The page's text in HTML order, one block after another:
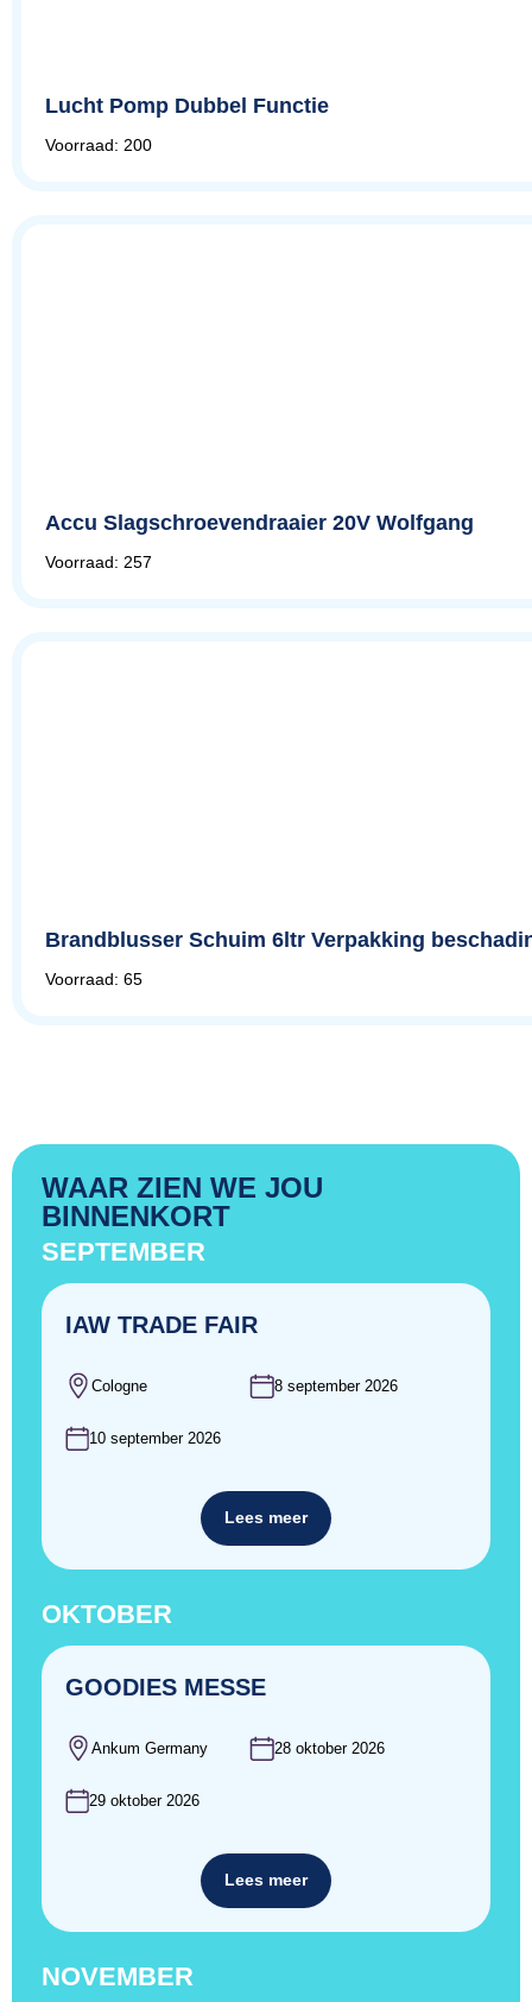
Lucht Pomp Dubbel Functie
Voorraad: 200
Accu Slagschroevendraaier 20V Wolfgang
Voorraad: 257
Brandblusser Schuim 6ltr Verpakking
Voorraad: 65
WAAR ZIEN WE JOU
BINNENKORT
SEPTEMBER
IAW TRADE FAIR
Cologne 8 september 2026
10 september 2026
Lees meer
OKTOBER
GOODIES MESSE
Ankum Germany 28 oktober 2026
29 oktober 2026
Lees meer
NOVEMBER